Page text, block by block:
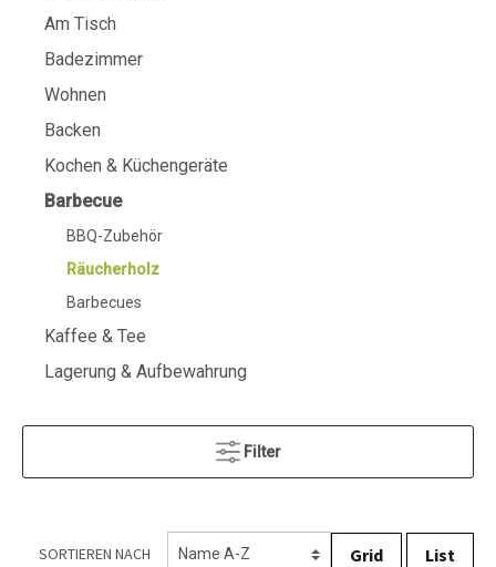
Am Tisch
Badezimmer
Wohnen
Backen
Kochen & Küchengeräte
Barbecue
BBQ-Zubehör
Räucherholz
Barbecues
Kaffee & Tee
Lagerung & Aufbewahrung
Filter
SORTIEREN NACH Grid List